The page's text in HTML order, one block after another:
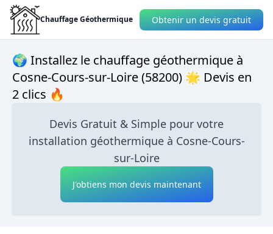
Chauffage Géothermique Obtenir un devis gratuit
🌍 Installez le chauffage géothermique à
Cosne-Cours-sur-Loire (58200) 🌟 Devis en
2 clics 🔥
Devis Gratuit & Simple pour votre
installation géothermique à Cosne-Cours-
sur-Loire
J'obtiens mon devis maintenant